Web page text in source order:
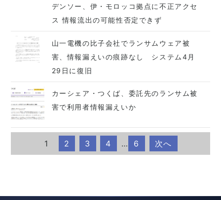
デンソー、伊・モロッコ拠点に不正アクセ
ス 情報流出の可能性否定できず
山一電機の比子会社でランサムウェア被
害、情報漏えいの痕跡なし システム4月
29日に復旧
カーシェア・つくば、委託先のランサム被
害で利用者情報漏えいか
1 2 3 4 … 6 次へ